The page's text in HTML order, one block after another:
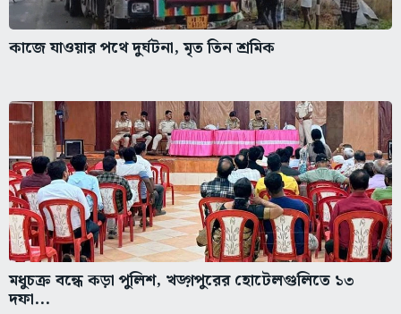
কাজে যাওয়ার পথে দুর্ঘটনা, মৃত তিন শ্রমিক
মধুচক্র বন্ধে কড়া পুলিশ, খড়্গপুরের হোটেলগুলিতে ১৩
দফা...